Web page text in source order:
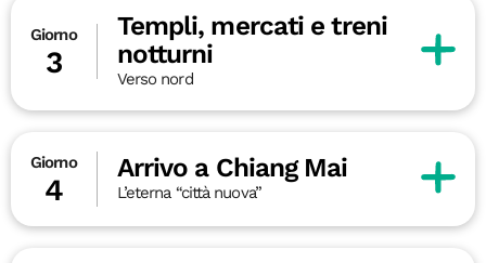
Giorno
3
Templi, mercati e treni
notturni
Verso nord
Giorno
4
Arrivo a Chiang Mai
L’eterna “città nuova”